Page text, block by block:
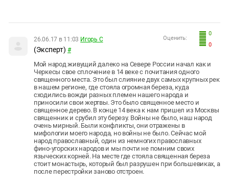
0
0
Оценить:
26.06.17 в 11:03 Игорь С
(Эксперт) #
Мой народ живущий далеко на Севере России начал как и
Черкесы свое сплочение в 14 веке с почитания одного
священного места. Это был слияние двух самых крупных рек
в нашем регионе, где стояла огромная береза, куда
сходились вожди разных племен нашего народа и
приносили свои жертвы. Это было священное место и
священное дерево. В конце 14 века к нам пришел из Москвы
священник и срубил эту березу. Войны не было, наш народ
очень мирный. Были конфликты, они отражены в
мифологии моего народа, но войны не было. Сейчас мой
народ православный, один из немногих православных
фино-угорских народов и мы почти не помним своих
языческих корней. На месте где стояла священная береза
стоит монастырь, который был разрушен при большевиках, а
после перестройки заново отстроен.